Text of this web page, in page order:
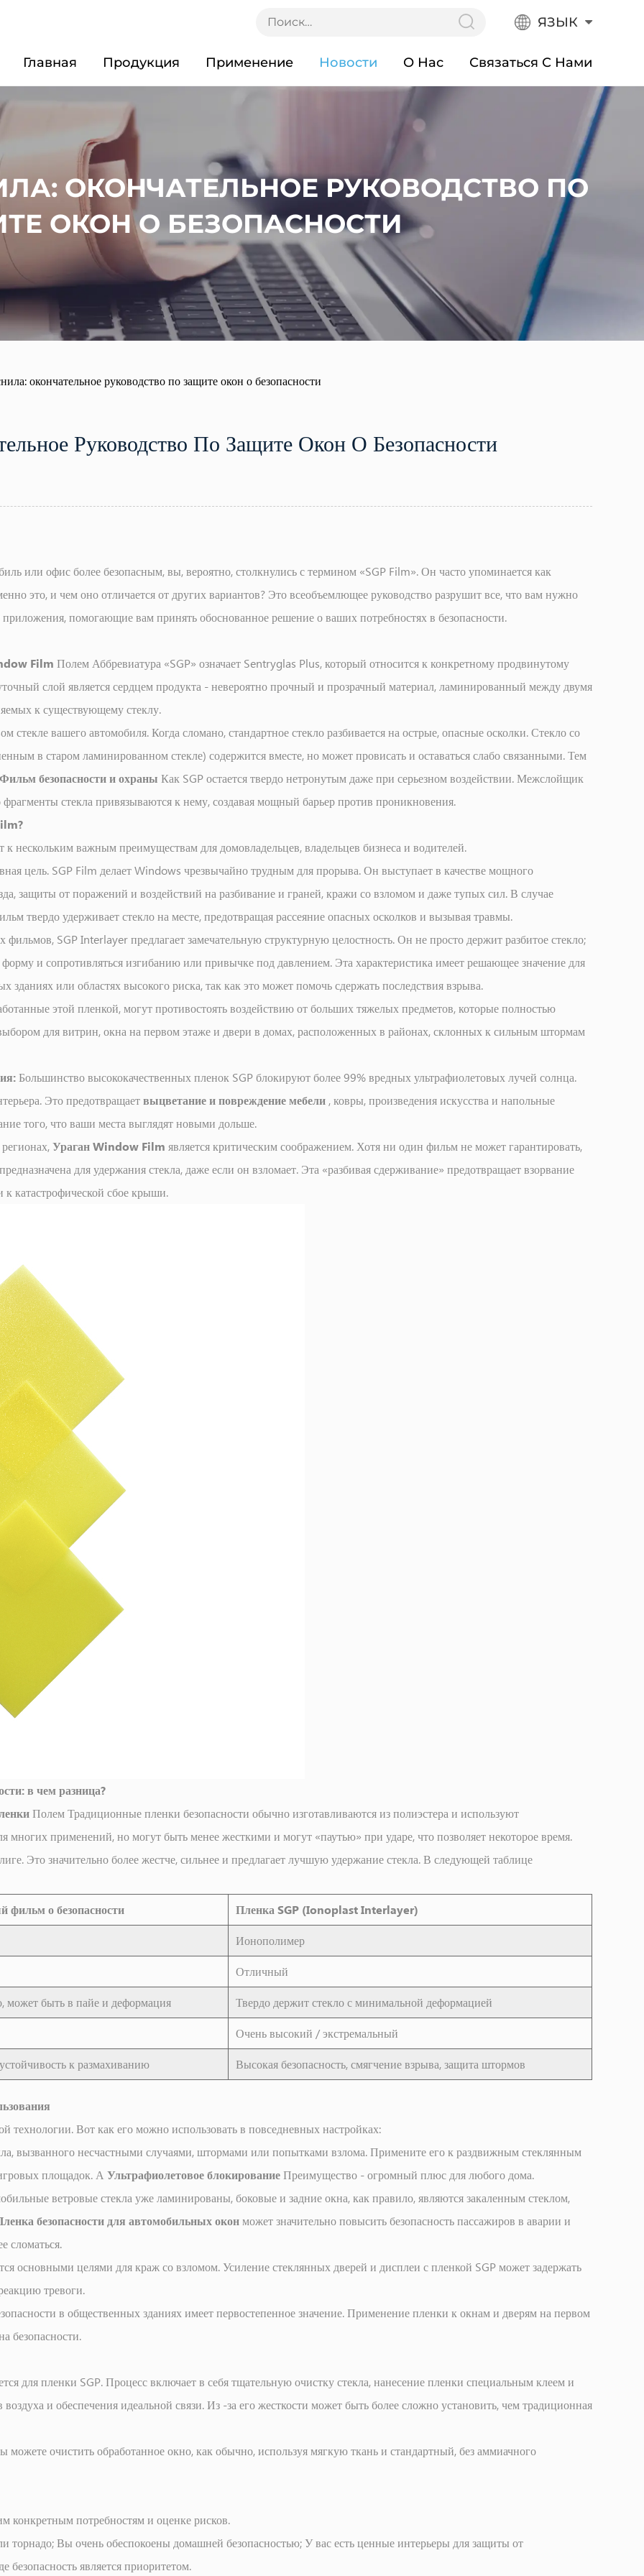
ЯЗЫК
Главная Продукция Применение Новости О Нас Связаться С Нами
ОКОНЧАТЕЛЬНОЕ РУКОВОДСТВО ПО
ОКОН О БЕЗОПАСНОСТИ
окончательное руководство по защите окон о безопасности
Руководство По Защите Окон О Безопасности
или офис более безопасным, вы, вероятно, столкнулись с термином «SGP Film». Он часто упоминается как
это, и чем оно отличается от других вариантов? Это всеобъемлющее руководство разрушит все, что вам нужно
приложения, помогающие вам принять обоснованное решение о ваших потребностях в безопасности.
Film Полем Аббревиатура «SGP» означает Sentryglas Plus, который относится к конкретному продвинутому
слой является сердцем продукта - невероятно прочный и прозрачный материал, ламинированный между двумя
к существующему стеклу.
вашего автомобиля. Когда сломано, стандартное стекло разбивается на острые, опасные осколки. Стекло со
в старом ламинированном стекле) содержится вместе, но может провисать и оставаться слабо связанными. Тем
Фильм безопасности и охраны Как SGP остается твердо нетронутым даже при серьезном воздействии. Межслойщик
стекла привязываются к нему, создавая мощный барьер против проникновения.
нескольким важным преимуществам для домовладельцев, владельцев бизнеса и водителей.
цель. SGP Film делает Windows чрезвычайно трудным для прорыва. Он выступает в качестве мощного
защиты от поражений и воздействий на разбивание и граней, кражи со взломом и даже тупых сил. В случае
твердо удерживает стекло на месте, предотвращая рассеяние опасных осколков и вызывая травмы.
фильмов, SGP Interlayer предлагает замечательную структурную целостность. Он не просто держит разбитое стекло;
и сопротивляться изгибанию или привычке под давлением. Эта характеристика имеет решающее значение для
зданиях или областях высокого риска, так как это может помочь сдержать последствия взрыва.
этой пленкой, могут противостоять воздействию от больших тяжелых предметов, которые полностью
для витрин, окна на первом этаже и двери в домах, расположенных в районах, склонных к сильным штормам
Большинство высококачественных пленок SGP блокируют более 99% вредных ультрафиолетовых лучей солнца.
Это предотвращаетвыцветание и повреждение мебели , ковры, произведения искусства и напольные
того, что ваши места выглядят новыми дольше.
Ураган Window Film является критическим соображением. Хотя ни один фильм не может гарантировать,
для удержания стекла, даже если он взломает. Эта «разбивая сдерживание» предотвращает взорвание
к катастрофической сбое крыши.
в чем разница?
Полем Традиционные пленки безопасности обычно изготавливаются из полиэстера и используют
применений, но могут быть менее жесткими и могут «паутью» при ударе, что позволяет некоторое время.
Это значительно более жестче, сильнее и предлагает лучшую удержание стекла. В следующей таблице
фильм о безопасности Пленка SGP (Ionoplast Interlayer)
Ионополимер
Отличный
может быть в пайе и деформация Твердо держит стекло с минимальной деформацией
Очень высокий / экстремальный
к размахиванию Высокая безопасность, смягчение взрыва, защита штормов
технологии. Вот как его можно использовать в повседневных настройках:
вызванного несчастными случаями, штормами или попытками взлома. Примените его к раздвижным стеклянным
площадок. А Ультрафиолетовое блокированиеПреимущество - огромный плюс для любого дома.
ветровые стекла уже ламинированы, боковые и задние окна, как правило, являются закаленным стеклом,
безопасности для автомобильных оконможет значительно повысить безопасность пассажиров в аварии и
сломаться.
основными целями для краж со взломом. Усиление стеклянных дверей и дисплеи с пленкой SGP может задержать
тревоги.
в общественных зданиях имеет первостепенное значение. Применение пленки к окнам и дверям на первом
безопасности.
для пленки SGP. Процесс включает в себя тщательную очистку стекла, нанесение пленки специальным клеем и
и обеспечения идеальной связи. Из -за его жесткости может быть более сложно установить, чем традиционная
очистить обработанное окно, как обычно, используя мягкую ткань и стандартный, без аммиачного
конкретным потребностям и оценке рисков.
торнадо; Вы очень обеспокоены домашней безопасностью; У вас есть ценные интерьеры для защиты от
безопасность является приоритетом.